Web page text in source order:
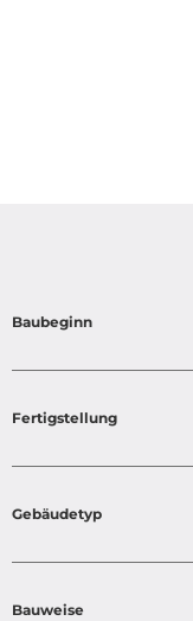
Baubeginn
Fertigstellung
Gebäudetyp
Bauweise